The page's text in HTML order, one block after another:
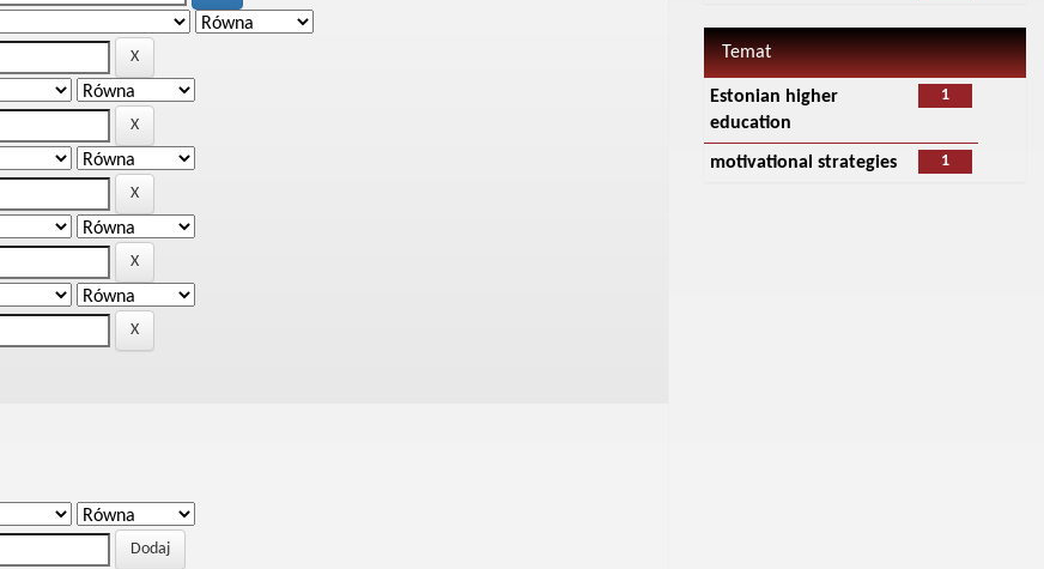
Temat
1
Estonian higher
education
1
motivational strategies